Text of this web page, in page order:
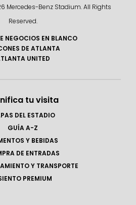
Mercedes-Benz Stadium. All Rights
Reserved.
NEGOCIOS EN BLANCO
DE ATLANTA
UNITED
tu visita
DEL ESTADIO
GUÍA A-Z
Y BEBIDAS
DE ENTRADAS
Y TRANSPORTE
PREMIUM